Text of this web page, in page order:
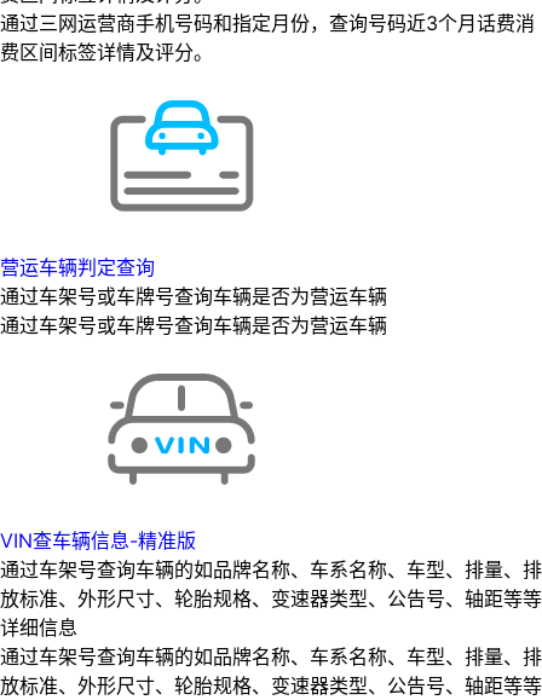
通过三网运营商手机号码和指定月份，查询号码近3个月话费消
费区间标签详情及评分。
营运车辆判定查询
通过车架号或车牌号查询车辆是否为营运车辆
通过车架号或车牌号查询车辆是否为营运车辆
VIN查车辆信息-精准版
通过车架号查询车辆的如品牌名称、车系名称、车型、排量、排
放标准、外形尺寸、轮胎规格、变速器类型、公告号、轴距等等
详细信息
通过车架号查询车辆的如品牌名称、车系名称、车型、排量、排
放标准、外形尺寸、轮胎规格、变速器类型、公告号、轴距等等